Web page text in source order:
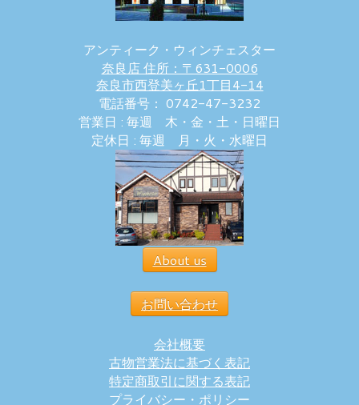
アンティーク・ウィンチェスター
奈良店 住所：〒631-0006
奈良市西登美ヶ丘1丁目4-14
電話番号： 0742-47-3232
営業日 : 毎週 木・金・土・日曜日
定休日 : 毎週 月・火・水曜日
About us
お問い合わせ
会社概要
古物営業法に基づく表記
特定商取引に関する表記
プライバシー・ポリシー